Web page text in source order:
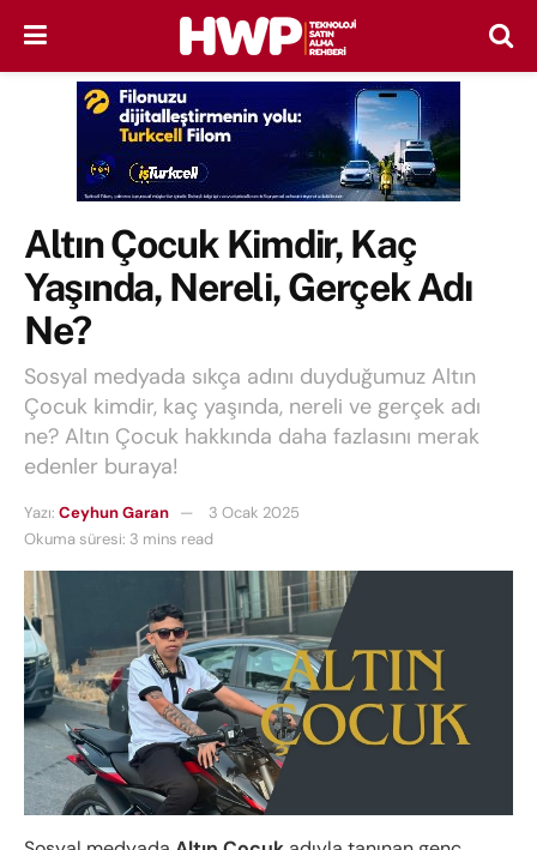
Altın Çocuk Kimdir, Kaç
Yaşında, Nereli, Gerçek Adı
Ne?
Sosyal medyada sıkça adını duyduğumuz Altın
Çocuk kimdir, kaç yaşında, nereli ve gerçek adı
ne? Altın Çocuk hakkında daha fazlasını merak
edenler buraya!
Yazı: Ceyhun Garan
3 Ocak 2025
Okuma süresi: 3 mins read